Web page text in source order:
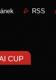
RSS
CUP